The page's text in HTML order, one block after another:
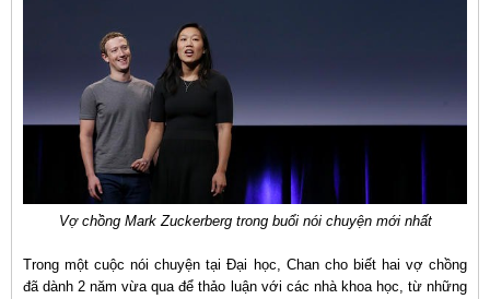
Vợ chồng Mark Zuckerberg trong buổi nói chuyện mới nhất
Trong một cuộc nói chuyện tại Đại học, Chan cho biết hai vợ chồng
đã dành 2 năm vừa qua để thảo luận với các nhà khoa học, từ những